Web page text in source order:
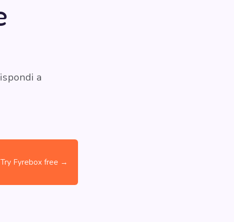
a
Try Fyrebox free →